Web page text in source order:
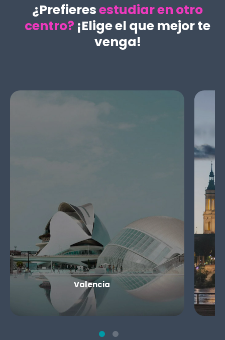
¿Prefieresestudiar en otro
centro? ¡Elige el que mejor te
venga!
Valencia